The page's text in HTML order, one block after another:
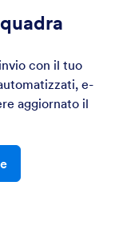
con il tuo
e-
aggiornato il